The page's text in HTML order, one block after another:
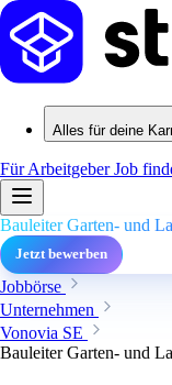
Alles für deine
Für ArbeitgeberJob
Bauleiter Garten- und
Jetzt bewerben
Jobbörse
Unternehmen
Vonovia SE
Bauleiter Garten- und